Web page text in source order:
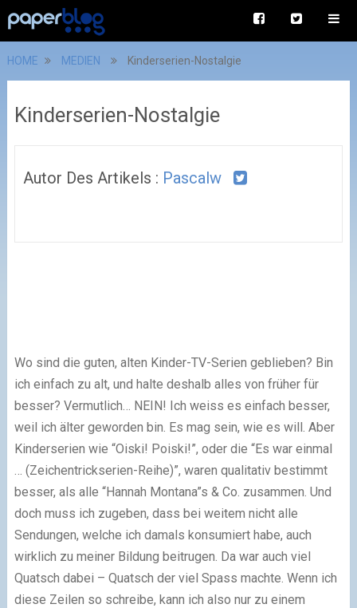
HOME MEDIEN Kinderserien-Nostalgie
Kinderserien-Nostalgie
Autor Des Artikels : Pascalw
Wo sind die guten, alten Kinder-TV-Serien geblieben? Bin
ich einfach zu alt, und halte deshalb alles von früher für
besser? Vermutlich… NEIN! Ich weiss es einfach besser,
weil ich älter geworden bin. Es mag sein, wie es will. Aber
Kinderserien wie “Oiski! Poiski!”, oder die “Es war einmal
… (Zeichentrickserien-Reihe)”, waren qualitativ bestimmt
besser, als alle “Hannah Montana”s & Co. zusammen. Und
doch muss ich zugeben, dass bei weitem nicht alle
Sendungen, welche ich damals konsumiert habe, auch
wirklich zu meiner Bildung beitrugen. Da war auch viel
Quatsch dabei – Quatsch der viel Spass machte. Wenn ich
diese Zeilen so schreibe, kann ich also nur zu einem